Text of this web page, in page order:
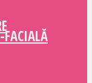
FACIALĂ